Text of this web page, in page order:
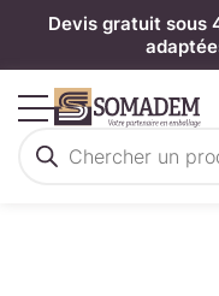
Devis gratuit sous
de
Panneau de gestion